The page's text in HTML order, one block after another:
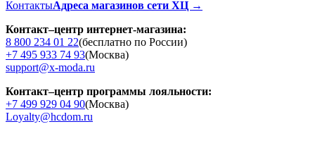
КонтактыАдреса магазинов сети ХЦ →
Контакт–центр интернет-магазина:
8 800 234 01 22(бесплатно по России)
+7 495 933 74 93(Москва)
support@x-moda.ru
Контакт–центр программы лояльности:
+7 499 929 04 90(Москва)
Loyalty@hcdom.ru